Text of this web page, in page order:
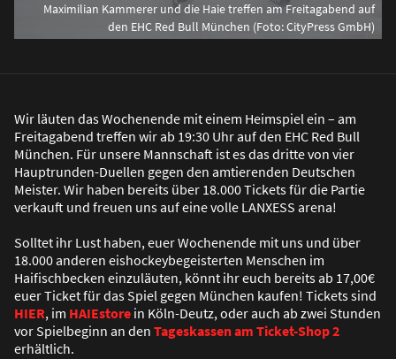
Maximilian Kammerer und die Haie treffen am Freitagabend auf
den EHC Red Bull München (Foto: CityPress GmbH)
Wir läuten das Wochenende mit einem Heimspiel ein – am
Freitagabend treffen wir ab 19:30 Uhr auf den EHC Red Bull
München. Für unsere Mannschaft ist es das dritte von vier
Hauptrunden-Duellen gegen den amtierenden Deutschen
Meister. Wir haben bereits über 18.000 Tickets für die Partie
verkauft und freuen uns auf eine volle LANXESS arena!
Solltet ihr Lust haben, euer Wochenende mit uns und über
18.000 anderen eishockeybegeisterten Menschen im
Haifischbecken einzuläuten, könnt ihr euch bereits ab 17,00€
euer Ticket für das Spiel gegen München kaufen! Tickets sind
HIER, im HAIEstore in Köln-Deutz, oder auch ab zwei Stunden
vor Spielbeginn an den Tageskassen am Ticket-Shop 2
erhältlich.